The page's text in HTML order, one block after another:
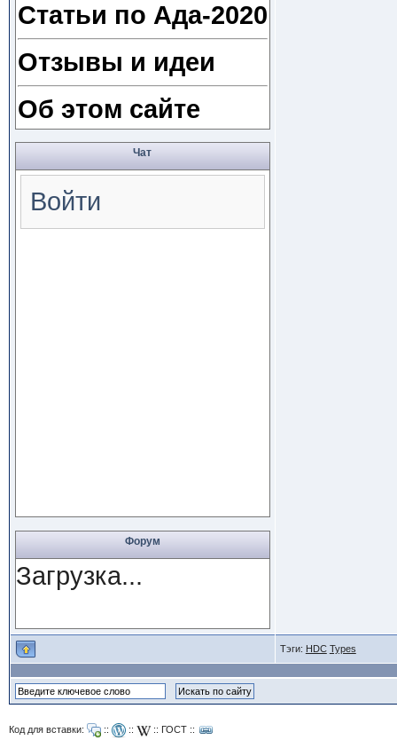
Статьи по Ада-2020
Отзывы и идеи
Об этом сайте
Чат
Войти
Форум
Загрузка...
Тэги: HDC Types
Код для вставки: :: :: :: ГОСТ::